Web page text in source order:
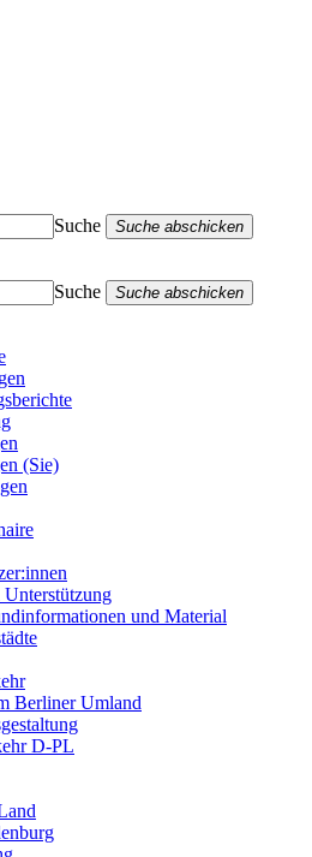
Suche
Suche abschicken
Suche
Suche abschicken
(Sie)
und Material
Berliner Umland
D-PL